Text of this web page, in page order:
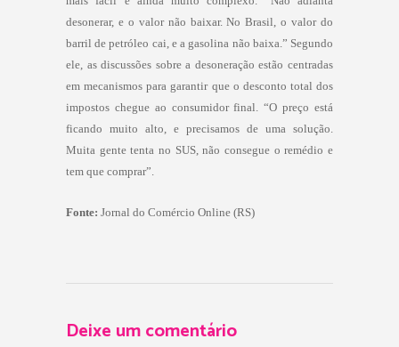
desonerar, e o valor não baixar. No Brasil, o valor do
barril de petróleo cai, e a gasolina não baixa.” Segundo
ele, as discussões sobre a desoneração estão centradas
em mecanismos para garantir que o desconto total dos
impostos chegue ao consumidor final. “O preço está
ficando muito alto, e precisamos de uma solução.
Muita gente tenta no SUS, não consegue o remédio e
tem que comprar”.
Fonte: Jornal do Comércio Online (RS)
Deixe um comentário